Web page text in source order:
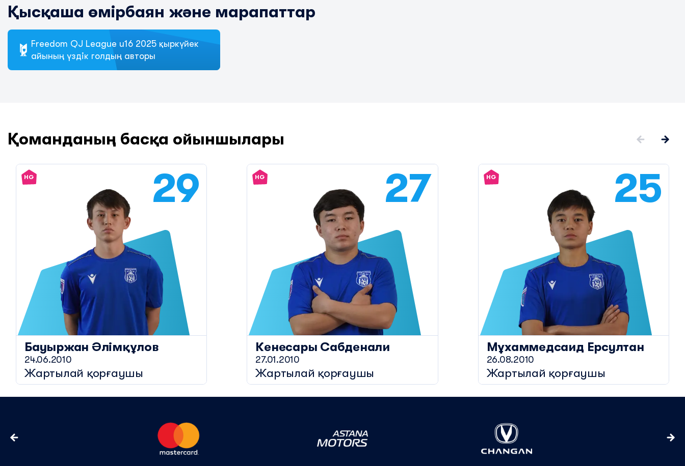
Қысқаша өмірбаян және марапаттар
Freedom QJ League u16 2025 қыркүйек
айының үздік голдың авторы
Қоманданың басқа ойыншылары
HG 29
Бауыржан Әлімқұлов
24.06.2010
Жартылай қорғаушы
HG 27
Кенесары Сабденали
27.01.2010
Жартылай қорғаушы
HG 25
Мұхаммедсаид Ерсултан
26.08.2010
Жартылай қорғаушы